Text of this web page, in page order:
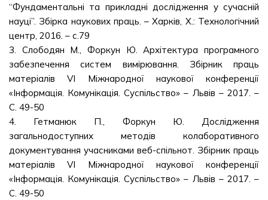
“Фундаментальні та прикладні дослідження у сучасній
науці”. Збірка наукових праць. – Харків, Х.: Технологічний
центр, 2016. – с.79
3. Слободян М., Форкун Ю. Архітектура програмного
забезпечення систем вимірювання. Збірник праць
матеріалів VI Міжнародної наукової конференції
«Інформація. Комунікація. Суспільство» – Львів – 2017. –
С. 49-50
4. Гетманюк П., Форкун Ю. Дослідження
загальнодоступних методів колаборативного
документування учасниками веб-спільнот. Збірник праць
матеріалів VI Міжнародної наукової конференції
«Інформація. Комунікація. Суспільство» – Львів – 2017. –
С. 49-50